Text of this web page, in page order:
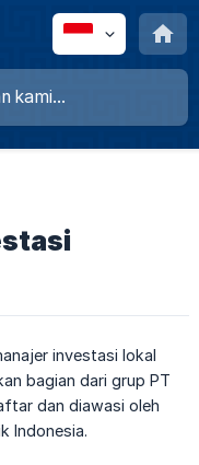
investasi lokal
bagian dari grup PT
dan diawasi oleh
Indonesia.